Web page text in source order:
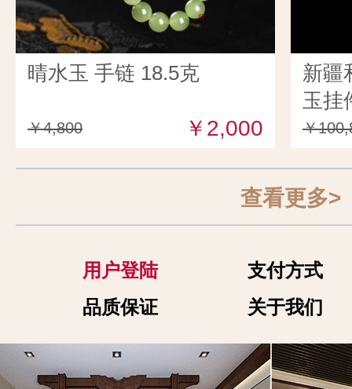
晴水玉 手链 18.5克
￥4,800 ￥2,000
新疆
玉挂
￥
查看更多>
用户登陆
支付方式
品质保证
关于我们